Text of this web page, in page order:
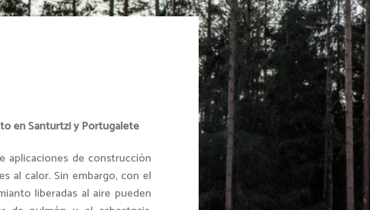
en Santurtzi y Portugalete
aplicaciones de construcción
al calor. Sin embargo, con el
liberadas al aire pueden